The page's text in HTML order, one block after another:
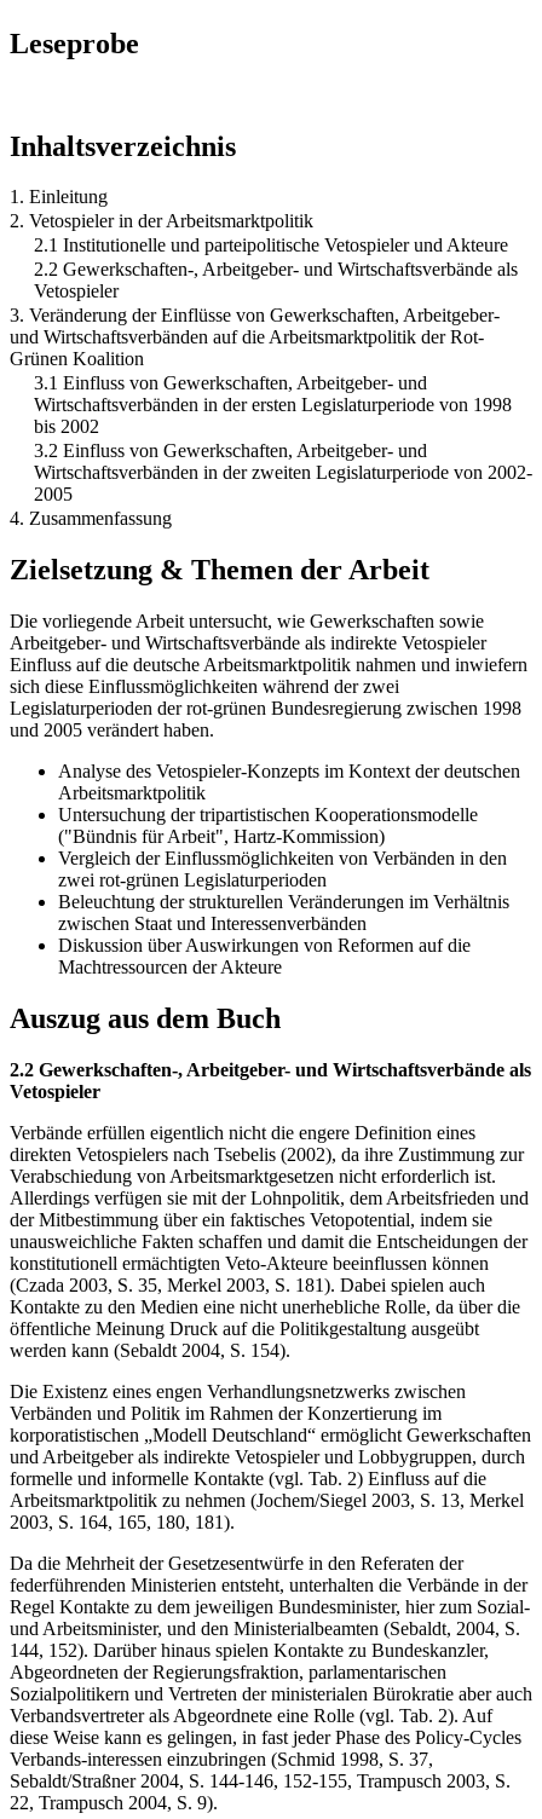
Leseprobe
Inhaltsverzeichnis
1. Einleitung
2. Vetospieler in der Arbeitsmarktpolitik
2.1 Institutionelle und parteipolitische Vetospieler und Akteure
2.2 Gewerkschaften-, Arbeitgeber- und Wirtschaftsverbände als
Vetospieler
3. Veränderung der Einflüsse von Gewerkschaften, Arbeitgeber-
und Wirtschaftsverbänden auf die Arbeitsmarktpolitik der Rot-
Grünen Koalition
3.1 Einfluss von Gewerkschaften, Arbeitgeber- und
Wirtschaftsverbänden in der ersten Legislaturperiode von 1998
bis 2002
3.2 Einfluss von Gewerkschaften, Arbeitgeber- und
Wirtschaftsverbänden in der zweiten Legislaturperiode von 2002-
2005
4. Zusammenfassung
Zielsetzung & Themen der Arbeit
Die vorliegende Arbeit untersucht, wie Gewerkschaften sowie
Arbeitgeber- und Wirtschaftsverbände als indirekte Vetospieler
Einfluss auf die deutsche Arbeitsmarktpolitik nahmen und inwiefern
sich diese Einflussmöglichkeiten während der zwei
Legislaturperioden der rot-grünen Bundesregierung zwischen 1998
und 2005 verändert haben.
Analyse des Vetospieler-Konzepts im Kontext der deutschen
Arbeitsmarktpolitik
Untersuchung der tripartistischen Kooperationsmodelle
("Bündnis für Arbeit", Hartz-Kommission)
Vergleich der Einflussmöglichkeiten von Verbänden in den
zwei rot-grünen Legislaturperioden
Beleuchtung der strukturellen Veränderungen im Verhältnis
zwischen Staat und Interessenverbänden
Diskussion über Auswirkungen von Reformen auf die
Machtressourcen der Akteure
Auszug aus dem Buch
2.2 Gewerkschaften-, Arbeitgeber- und Wirtschaftsverbände als
Vetospieler
Verbände erfüllen eigentlich nicht die engere Definition eines
direkten Vetospielers nach Tsebelis (2002), da ihre Zustimmung zur
Verabschiedung von Arbeitsmarktgesetzen nicht erforderlich ist.
Allerdings verfügen sie mit der Lohnpolitik, dem Arbeitsfrieden und
der Mitbestimmung über ein faktisches Vetopotential, indem sie
unausweichliche Fakten schaffen und damit die Entscheidungen der
konstitutionell ermächtigten Veto-Akteure beeinflussen können
(Czada 2003, S. 35, Merkel 2003, S. 181). Dabei spielen auch
Kontakte zu den Medien eine nicht unerhebliche Rolle, da über die
öffentliche Meinung Druck auf die Politikgestaltung ausgeübt
werden kann (Sebaldt 2004, S. 154).
Die Existenz eines engen Verhandlungsnetzwerks zwischen
Verbänden und Politik im Rahmen der Konzertierung im
korporatistischen „Modell Deutschland“ ermöglicht Gewerkschaften
und Arbeitgeber als indirekte Vetospieler und Lobbygruppen, durch
formelle und informelle Kontakte (vgl. Tab. 2) Einfluss auf die
Arbeitsmarktpolitik zu nehmen (Jochem/Siegel 2003, S. 13, Merkel
2003, S. 164, 165, 180, 181).
Da die Mehrheit der Gesetzesentwürfe in den Referaten der
federführenden Ministerien entsteht, unterhalten die Verbände in der
Regel Kontakte zu dem jeweiligen Bundesminister, hier zum Sozial-
und Arbeitsminister, und den Ministerialbeamten (Sebaldt, 2004, S.
144, 152). Darüber hinaus spielen Kontakte zu Bundeskanzler,
Abgeordneten der Regierungsfraktion, parlamentarischen
Sozialpolitikern und Vertreten der ministerialen Bürokratie aber auch
Verbandsvertreter als Abgeordnete eine Rolle (vgl. Tab. 2). Auf
diese Weise kann es gelingen, in fast jeder Phase des Policy-Cycles
Verbands-interessen einzubringen (Schmid 1998, S. 37,
Sebaldt/Straßner 2004, S. 144-146, 152-155, Trampusch 2003, S.
22, Trampusch 2004, S. 9).